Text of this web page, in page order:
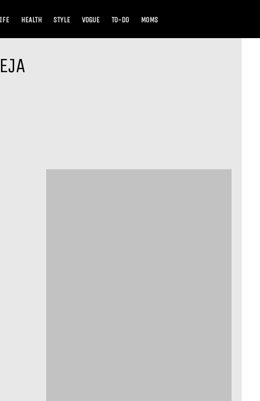
HEALTH STYLE VOGUE TO-DO MOMS